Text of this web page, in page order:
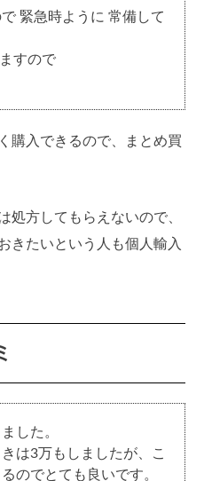
緊急時ように 常備して
すので
購入できるので、まとめ買
処方してもらえないので、
きたいという人も個人輸入
した。
は3万もしましたが、こ
のでとても良いです。